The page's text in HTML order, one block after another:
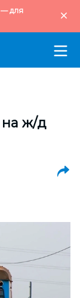
— для
ж/д